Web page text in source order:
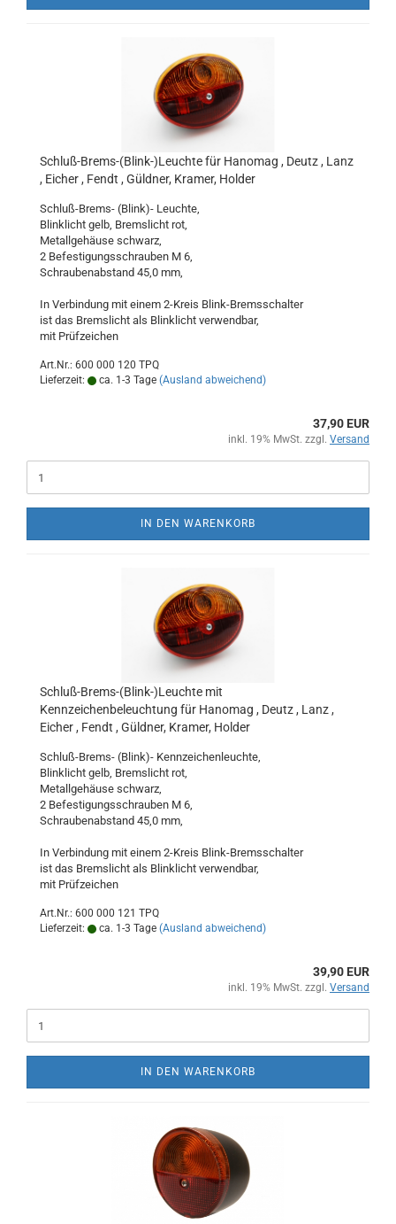
Schluß-Brems-(Blink-)Leuchte für Hanomag , Deutz , Lanz
, Eicher , Fendt , Güldner, Kramer, Holder
Schluß-Brems- (Blink)- Leuchte,
Blinklicht gelb, Bremslicht rot,
Metallgehäuse schwarz,
2 Befestigungsschrauben M 6,
Schraubenabstand 45,0 mm,
In Verbindung mit einem 2-Kreis Blink-Bremsschalter
ist das Bremslicht als Blinklicht verwendbar,
mit Prüfzeichen
Art.Nr.: 600 000 120 TPQ
Lieferzeit:
ca. 1-3 Tage (Ausland abweichend)
37,90 EUR
inkl. 19% MwSt. zzgl. Versand
IN DEN WARENKORB
Schluß-Brems-(Blink-)Leuchte mit
Kennzeichenbeleuchtung für Hanomag , Deutz , Lanz ,
Eicher , Fendt , Güldner, Kramer, Holder
Schluß-Brems- (Blink)- Kennzeichenleuchte,
Blinklicht gelb, Bremslicht rot,
Metallgehäuse schwarz,
2 Befestigungsschrauben M 6,
Schraubenabstand 45,0 mm,
In Verbindung mit einem 2-Kreis Blink-Bremsschalter
ist das Bremslicht als Blinklicht verwendbar,
mit Prüfzeichen
Art.Nr.: 600 000 121 TPQ
Lieferzeit:
ca. 1-3 Tage (Ausland abweichend)
39,90 EUR
inkl. 19% MwSt. zzgl. Versand
IN DEN WARENKORB